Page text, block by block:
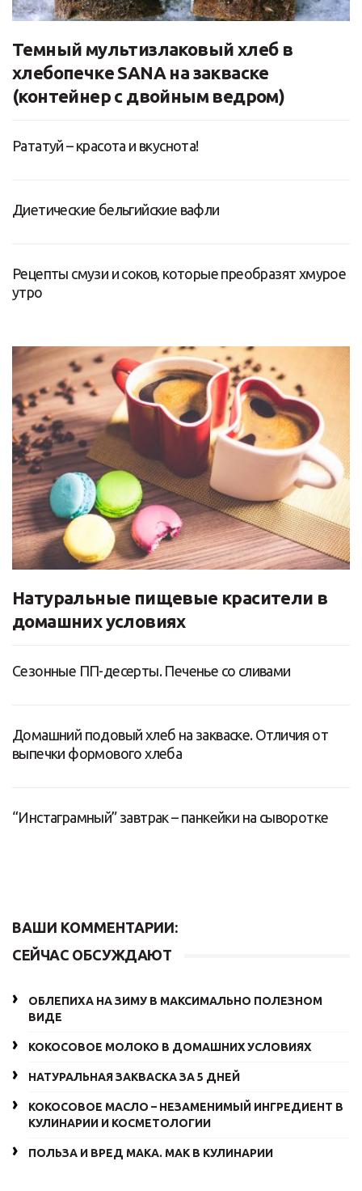
Темный мультизлаковый хлеб в
хлебопечке SANA на закваске
(контейнер с двойным ведром)
Рататуй – красота и вкуснота!
Диетические бельгийские вафли
Рецепты смузи и соков, которые преобразят хмурое
утро
Натуральные пищевые красители в
домашних условиях
Сезонные ПП-десерты. Печенье со сливами
Домашний подовый хлеб на закваске. Отличия от
выпечки формового хлеба
“Инстаграмный” завтрак – панкейки на сыворотке
ВАШИ КОММЕНТАРИИ:
СЕЙЧАС ОБСУЖДАЮТ
ОБЛЕПИХА НА ЗИМУ В МАКСИМАЛЬНО ПОЛЕЗНОМ
ВИДЕ
КОКОСОВОЕ МОЛОКО В ДОМАШНИХ УСЛОВИЯХ
НАТУРАЛЬНАЯ ЗАКВАСКА ЗА 5 ДНЕЙ
КОКОСОВОЕ МАСЛО – НЕЗАМЕНИМЫЙ ИНГРЕДИЕНТ В
КУЛИНАРИИ И КОСМЕТОЛОГИИ
ПОЛЬЗА И ВРЕД МАКА. МАК В КУЛИНАРИИ